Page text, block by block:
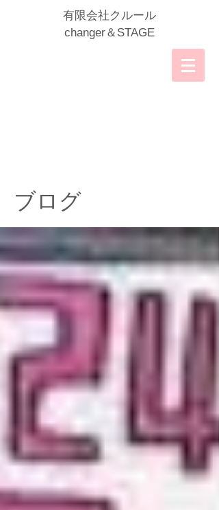
​有限会社クルール
​changer＆STAGE
ブログ